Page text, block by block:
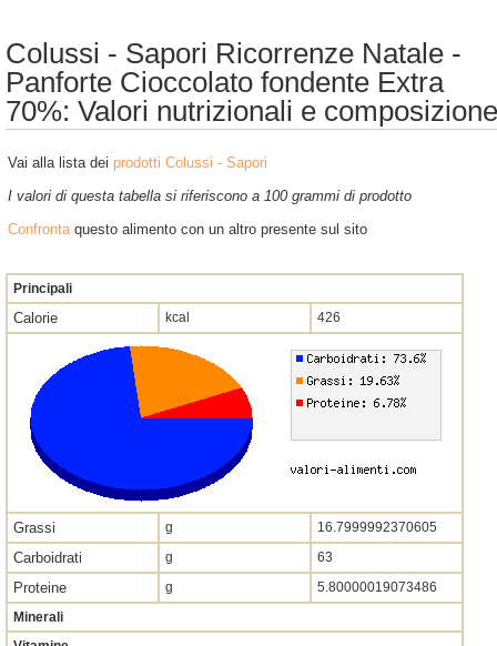
Colussi - Sapori Ricorrenze Natale -
Panforte Cioccolato fondente Extra
70%: Valori nutrizionali e composizione
Vai alla lista dei prodotti Colussi - Sapori
I valori di questa tabella si riferiscono a 100 grammi di prodotto
Confrontaquesto alimento con un altro presente sul sito
Principali
Calorie kcal 426
Grassi g 16.7999992370605
Carboidrati g 63
Proteine g
5.80000019073486
Minerali